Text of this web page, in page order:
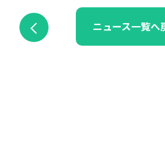
ニュース一覧へ